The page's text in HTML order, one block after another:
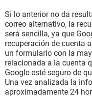
Si lo anterior no da
correo alternativo, la
será sencilla, ya que
recuperación de cuenta
un formulario con la
relacionada a la cuenta
Google esté seguro de
Una vez analizada la
aproximadamente 24